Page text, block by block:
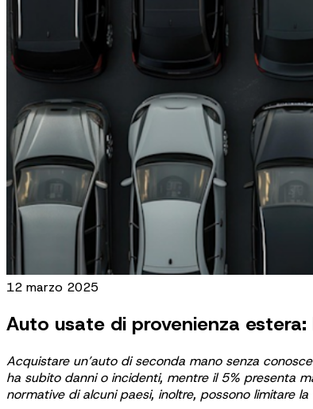
12 marzo 2025
Auto usate di provenienza
Acquistare un’auto di seconda mano senza
ha subito danni o incidenti, mentre il 5% presenta
normative di alcuni paesi, inoltre, possono limitare